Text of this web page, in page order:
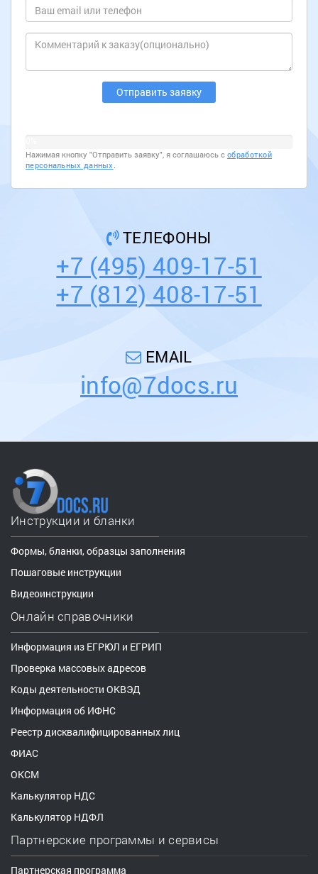
Нажимая кнопку "Отправить заявку", я соглашаюсь с обработкой
персональных данных .
ТЕЛЕФОНЫ
+7 (495) 409-17-51
+7 (812) 408-17-51
EMAIL
info@7docs.ru
Инструкции и бланки
Формы, бланки, образцы заполнения
Пошаговые инструкции
Видеоинструкции
Онлайн справочники
Информация из ЕГРЮЛ и ЕГРИП
Проверка массовых адресов
Коды деятельности ОКВЭД
Информация об ИФНС
Реестр дисквалифицированных лиц
ФИАС
ОКСМ
Калькулятор НДС
Калькулятор НДФЛ
Партнерские программы и сервисы
Партнерская программа